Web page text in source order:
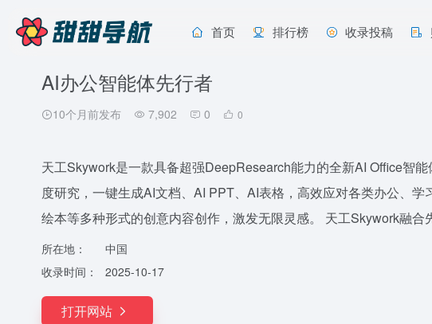
首页 排行榜 收录投稿
AI办公智能体先行者
10个月前发布 7,902 0 0
天工Skywork是一款具备超强DeepResearch能力的全新AI Office智
度研究，一键生成AI文档、AI PPT、AI表格，高效应对各类办公、学
绘本等多种形式的创意内容创作，激发无限灵感。 天工Skywork融合
所在地：
中国
收录时间：
2025-10-17
打开网站